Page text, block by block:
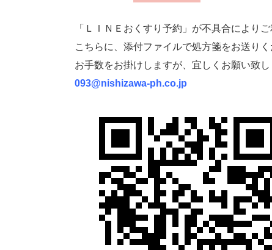
「ＬＩＮＥおくすり予約」が不具合により
こちらに、添付ファイルで処方箋をお送り
お手数をお掛けしますが、宜しくお願い致し
093@nishizawa-ph.co.jp